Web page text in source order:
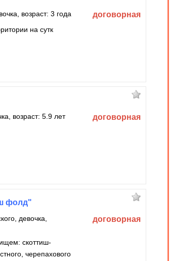
возраст: 3 года
на сутк
договорная
возраст: 5.9 лет
договорная
фолд"
, девочка,
скоттиш-
черепахового
договорная